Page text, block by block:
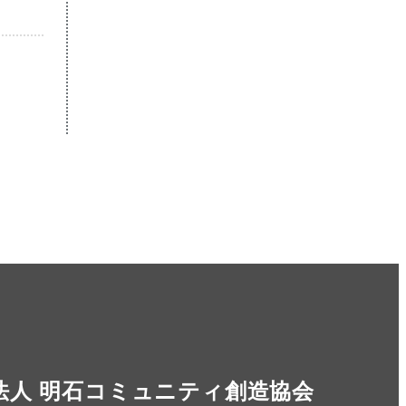
人 明石コミュニティ創造協会